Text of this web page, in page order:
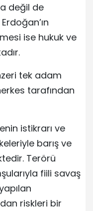
değil de
ise hukuk ve
tek adam
tarafından
istikrarı ve
barış ve
Terörü
fiili savaş
riskleri bir